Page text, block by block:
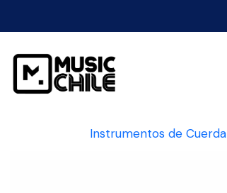
Instrumentos de Cuerda